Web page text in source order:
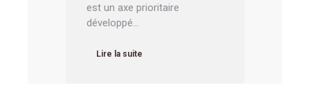
est un axe prioritaire
développé…
Lire la suite